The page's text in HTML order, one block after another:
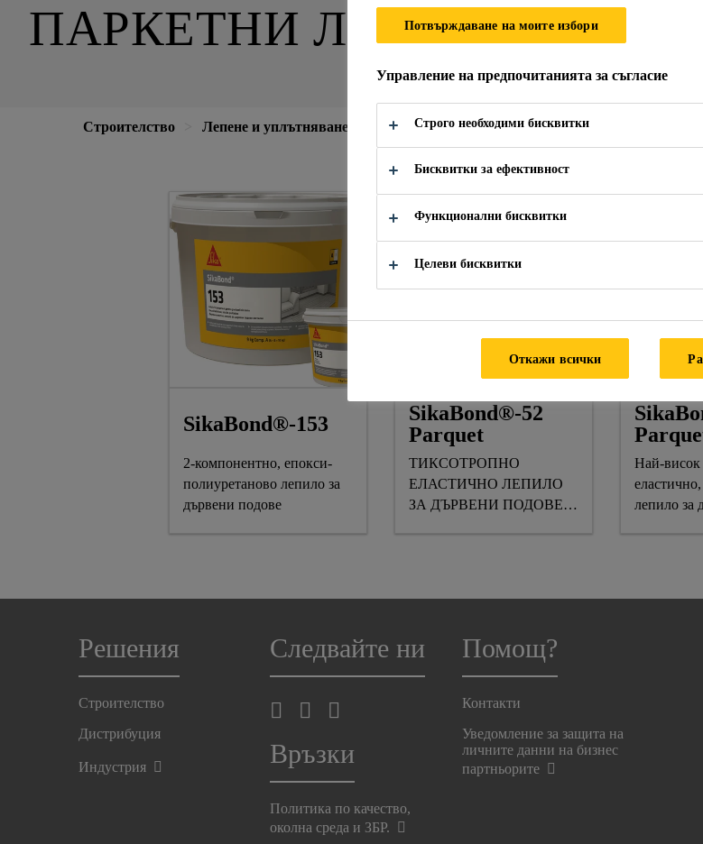
ПАРКЕТНИ ЛЕПИЛА
Строителство Лепене и уплътняване Паркетни лепила
SikaBond®-153
2-компонентно, епокси-
полиуретаново лепило за
дървени подове
SikaBond®-52
Parquet
ТИКСОТРОПНО
ЕЛАСТИЧНО ЛЕПИЛО
ЗА ДЪРВЕНИ ПОДОВЕ,
Най-висок
лепило за
Решения
Строителство
Дистрибуция
Индустрия
Следвайте ни
Връзки
Политика по качество,
околна среда и ЗБР.
Помощ?
Контакти
Уведомление за защита на
личните данни на бизнес
партньорите
Потвърждаване на моите избори
Управление на предпочитанията за съгласие
Строго необходими бисквитки
Бисквитки за ефективност
Функционални бисквитки
Целеви бисквитки
Откажи всички